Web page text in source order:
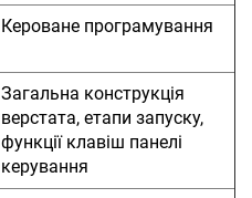
Кероване програмування
Загальна конструкція
верстата, етапи запуску,
функції клавіш панелі
керування